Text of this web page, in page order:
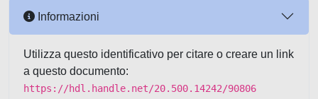
Informazioni
Utilizza questo identificativo per citare o creare un link
a questo documento:
https://hdl.handle.net/20.500.14242/90806